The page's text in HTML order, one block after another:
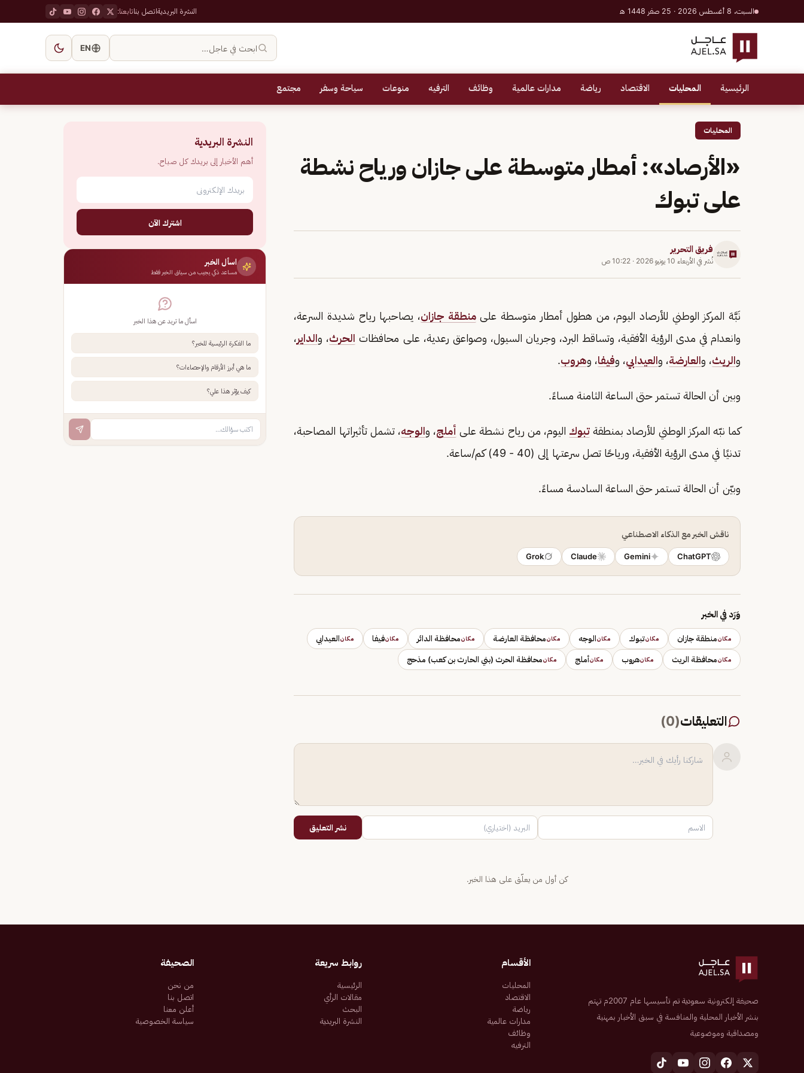
السبت، 8 أغسطس 2026 · 25 صفر 1448 هـ النشرة البريديةاتصل بناتابعنا:
ابحث في عاجل… EN
الرئيسية المحليات الاقتصاد رياضة مدارات عالمية وظائف الترفيه منوعات سياحة وسفر مجتمع
المحليات
«الأرصاد»: أمطار متوسطة على جازان ورياح نشطة
على تبوك
فريق التحرير
نُشر في الأربعاء 10 يونيو 2026 · 10:22 ص
نَبَّهَ المركز الوطني للأرصاد اليوم، من هطول أمطار متوسطة علىمنطقة جازان، يصاحبها رياح شديدة السرعة،
وانعدام في مدى الرؤية الأفقية، وتساقط البرد، وجريان السيول، وصواعق رعدية، على محافظات الحرث، والداير،
والريث، والعارضة، والعيدابي، وفيفا، وهروب.
وبين أن الحالة تستمر حتى الساعة الثامنة مساءً.
كما نبّه المركز الوطني للأرصاد بمنطقة تبوك اليوم، من رياح نشطة على أملج، والوجه، تشمل تأثيراتها المصاحبة،
تدنيًا في مدى الرؤية الأفقية، ورياحًا تصل سرعتها إلى (40 - 49) كم/ساعة.
وبيّن أن الحالة تستمر حتى الساعة السادسة مساءً.‏
ناقش الخبر مع الذكاء الاصطناعي
ChatGPT
Gemini
Claude
Grok
وَرَد في الخبر
مكانمنطقة جازان مكانتبوك مكانالوجه مكانمحافظة العارضة مكانمحافظة الدائر مكانفيفا مكانالعيدابي
مكانمحافظة الريث مكانهروب مكانأملج مكانمحافظة الحرث (بني الحارث بن كعب) مذحج
التعليقات(
0
)
نشر التعليق
كن أول من يعلّق على هذا الخبر.
النشرة البريدية
أهم الأخبار إلى بريدك كل صباح.
اشترك الآن
اسأل الخبر
مساعد ذكي يجيب من سياق الخبر فقط
اسأل ما تريد عن هذا الخبر
ما الفكرة الرئيسية للخبر؟
ما هي أبرز الأرقام والإحصاءات؟
كيف يؤثر هذا علي؟
صحيفة إلكترونية سعودية تم تأسيسها عام 2007م تهتم
بنشر الأخبار المحلية والمنافسة في سبق الأخبار بمهنية
ومصداقية وموضوعية
الأقسام
المحليات
الاقتصاد
رياضة
مدارات عالمية
وظائف
الترفيه
روابط سريعة
الرئيسية
مقالات الرأي
البحث
النشرة البريدية
الصحيفة
من نحن
اتصل بنا
أعلن معنا
سياسة الخصوصية